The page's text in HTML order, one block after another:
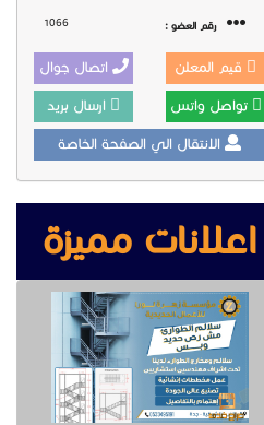
رقم العضو : 1066
قيم المعلن اتصال جوال
تواصل واتس ارسال بريد
الانتقال الي الصفحة الخاصة
اعلانات مميزة